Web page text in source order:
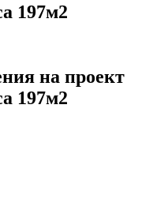
197м2
на проект
197м2